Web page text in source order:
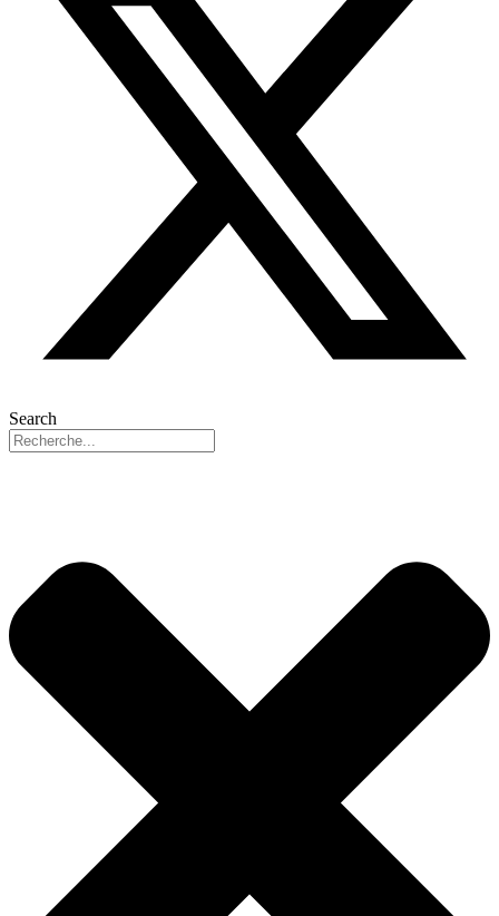
Search